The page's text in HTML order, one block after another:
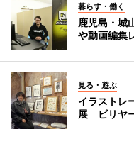
暮らす・働く
鹿児島・城
や動画編集
見る・遊ぶ
イラストレ
展 ビリヤ